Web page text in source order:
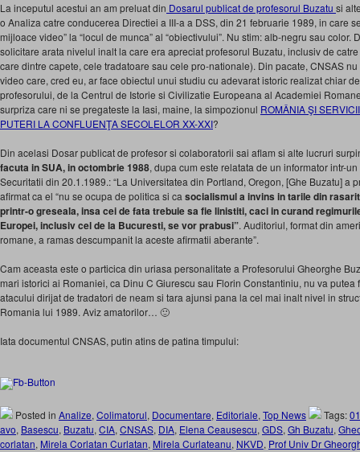
La inceputul acestui an am preluat din Dosarul publicat de profesorul Buzatu si
o Analiza catre conducerea Directiei a III-a a DSS, din 21 februarie 1989, in care
mijloace video” la “locul de munca” al “obiectivului”. Nu stim: alb-negru sau color.
solicitare arata nivelul inalt la care era apreciat profesorul Buzatu, inclusiv de
care dintre capete, cele tradatoare sau cele pro-nationale). Din pacate, CNSAS
video care, cred eu, ar face obiectul unui studiu cu adevarat istoric realizat chiar
profesorului, de la Centrul de Istorie si Civilizatie Europeana al Academiei
surpriza care ni se pregateste la Iasi, maine, la simpozionul ROMÂNIA ŞI
PUTERI LA CONFLUENŢA SECOLELOR XX-XXI?
Din acelasi Dosar publicat de profesor si colaboratorii sai aflam si alte lucruri
facuta in SUA, in octombrie 1988, dupa cum este relatata de un informator intr-un
Securitatii din 20.1.1989.: “La Universitatea din Portland, Oregon, [Ghe Buzatu] a
afirmat ca el “nu se ocupa de politica si ca socialismul a invins in tarile din
printr-o greseala, insa cei de fata trebuie sa fie linistiti, caci in curand
Europei, inclusiv cel de la Bucuresti, se vor prabusi”. Auditoriul, format din
romane, a ramas descumpanit la aceste afirmatii aberante”.
Cam aceasta este o particica din uriasa personalitate a Profesorului Gheorghe
mari istorici ai Romaniei, ca Dinu C Giurescu sau Florin Constantiniu, nu va putea
atacului dirijat de tradatori de neam si tara ajunsi pana la cel mai inalt nivel in
Romania lui 1989. Aviz amatorilor… 🙂
Iata documentul CNSAS, putin atins de patina timpului:
Posted in Analize, Colimatorul, Documentare, Editoriale, Top News Tags:
avo, Basescu, Buzatu, CIA, CNSAS, DIA, Elena Ceausescu, GDS, Gh Buzatu,
corlatan, Mirela Corlatan Curlatan, Mirela Curlateanu, NKVD, Prof Univ Dr